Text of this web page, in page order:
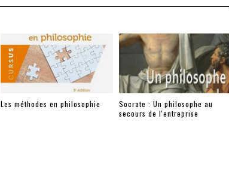
Les méthodes en philosophie
Socrate : Un philosophe au
secours de l'entreprise